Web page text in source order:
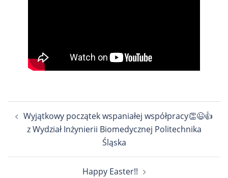
wpisu
Wyjątkowy początek wspaniałej współpracy👏😉👍
z Wydział Inżynierii Biomedycznej Politechnika
Śląska
Happy Easter!!